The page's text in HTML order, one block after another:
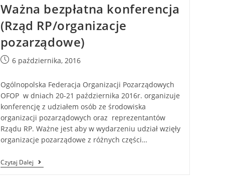
Ważna bezpłatna konferencja
(Rząd RP/organizacje
pozarządowe)
6 października, 2016
Ogólnopolska Federacja Organizacji Pozarządowych
OFOP w dniach 20-21 października 2016r. organizuje
konferencję z udziałem osób ze środowiska
organizacji pozarządowych oraz reprezentantów
Rządu RP. Ważne jest aby w wydarzeniu udział wzięły
organizacje pozarządowe z różnych części…
Czytaj Dalej